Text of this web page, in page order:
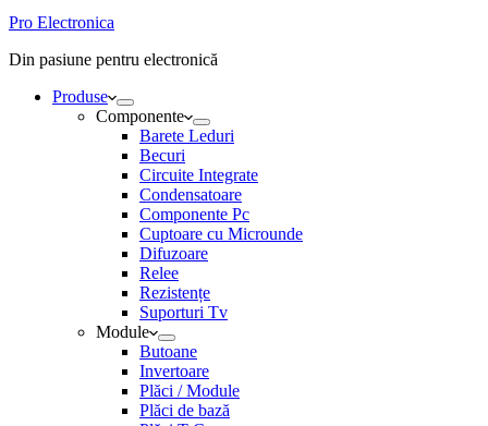
Pro Electronica
Din pasiune pentru electronică
Produse
Componente
Barete Leduri
Becuri
Circuite Integrate
Condensatoare
Componente Pc
Cuptoare cu Microunde
Difuzoare
Relee
Rezistențe
Suporturi Tv
Module
Butoane
Invertoare
Plăci / Module
Plăci de bază